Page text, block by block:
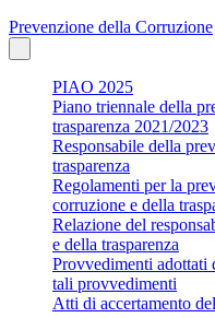
Prevenzione della Corruzione
PIAO 2025
Piano triennale della
trasparenza 2021/2023
Responsabile della
trasparenza
Regolamenti per la
corruzione e della
Relazione del
e della trasparenza
Provvedimenti adottati
tali provvedimenti
Atti di accertamento